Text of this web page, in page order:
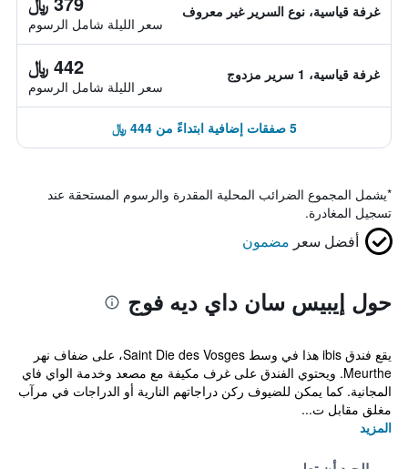
غرفة قياسية، نوع السرير غير معروف
سعر الليلة شامل الرسوم
غرفة قياسية، 1 سرير مزدوج 442 ﷼
سعر الليلة شامل الرسوم
5 صفقات إضافية ابتداءً من 444 ﷼
*يشمل المجموع الضرائب المحلية المقدرة والرسوم المستحقة عند
تسجيل المغادرة.
أفضل سعر مضمون
حول إيبيس سان داي ديه فوج
يقع فندق ibis هذا في وسط Saint Die des Vosges، على ضفاف نهر
Meurthe. ويحتوي الفندق على غرف مكيفة مع مصعد وخدمة الواي فاي
المجانية. كما يمكن للضيوف ركن دراجاتهم النارية أو الدراجات في مرآب
مغلق مقابل ت...
المزيد